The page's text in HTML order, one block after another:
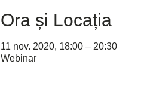
Ora și Locația
11 nov. 2020, 18:00 – 20:30
Webinar